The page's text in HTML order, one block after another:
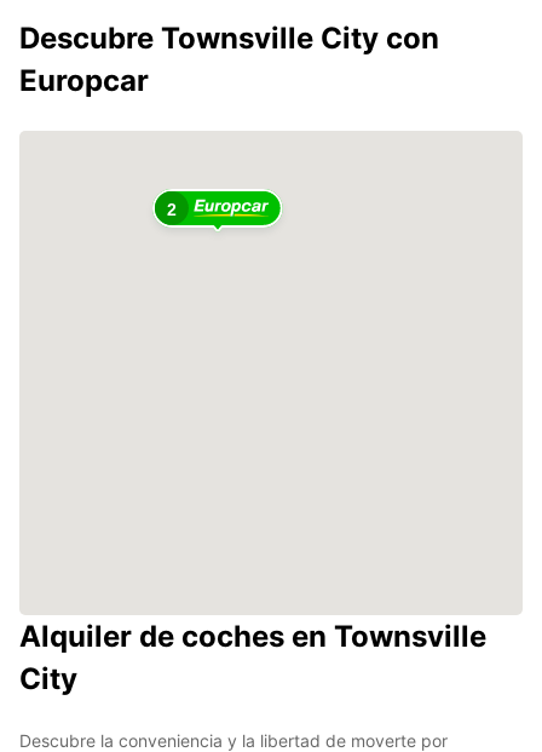
Descubre Townsville City con
Europcar
2
Alquiler de coches en Townsville
City
Descubre la conveniencia y la libertad de moverte por